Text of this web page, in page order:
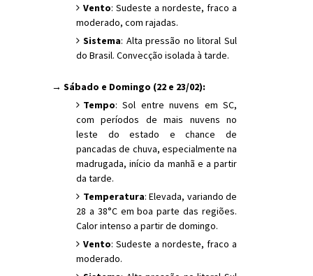
Vento: Sudeste a nordeste, fraco a
moderado, com rajadas.
Sistema: Alta pressão no litoral Sul
do Brasil. Convecção isolada à tarde.
→ Sábado e Domingo (22 e 23/02):
Tempo: Sol entre nuvens em SC,
com períodos de mais nuvens no
leste do estado e chance de
pancadas de chuva, especialmente na
madrugada, início da manhã e a partir
da tarde.
Temperatura: Elevada, variando de
28 a 38°C em boa parte das regiões.
Calor intenso a partir de domingo.
Vento: Sudeste a nordeste, fraco a
moderado.